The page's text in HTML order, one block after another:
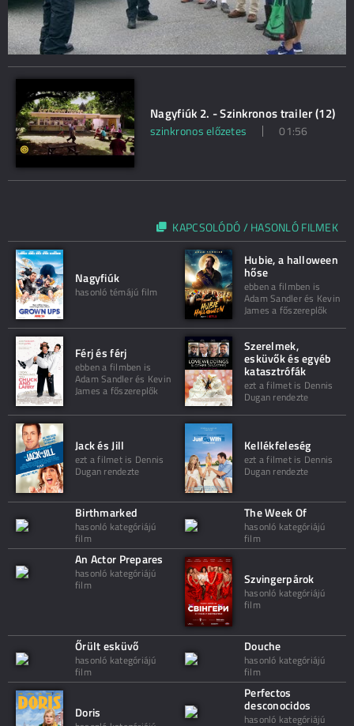
Nagyfiúk 2. - Szinkronos trailer (12)
szinkronos előzetes 01:56
KAPCSOLÓDÓ / HASONLÓ FILMEK
Nagyfiúk
hasonló témájú film
Hubie, a halloween
hőse
ebben a filmben is
Adam Sandler és Kevin
James a főszereplők
Férj és férj
ebben a filmben is
Adam Sandler és Kevin
James a főszereplők
Szerelmek,
esküvők és egyéb
katasztrófák
ezt a filmet is Dennis
Dugan rendezte
Jack és Jill
ezt a filmet is Dennis
Dugan rendezte
Kellékfeleség
ezt a filmet is Dennis
Dugan rendezte
Birthmarked
hasonló kategóriájú
film
The Week Of
hasonló kategóriájú
film
An Actor Prepares
hasonló kategóriájú
film Szvingerpárok
hasonló kategóriájú
film
Őrült esküvő
hasonló kategóriájú
film
Douche
hasonló kategóriájú
film
Doris
Perfectos
desconocidos
hasonló kategóriájú